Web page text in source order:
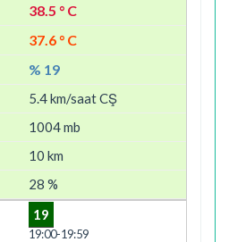
38.5 ° C
37.6 ° C
% 19
5.4 km/saat CŞ
1004 mb
10 km
28 %
19
19:00-19:59